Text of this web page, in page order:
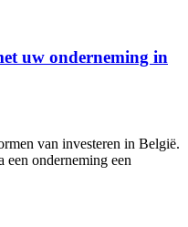
uw onderneming in
van investeren in België.
onderneming een